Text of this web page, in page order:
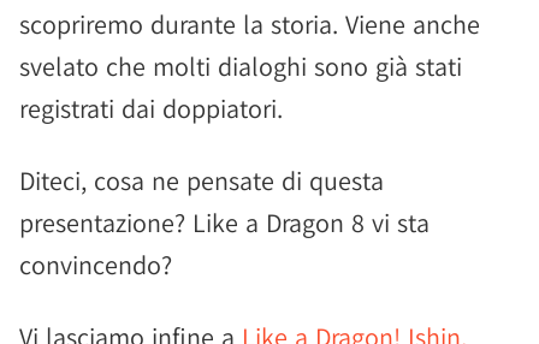
scopriremo durante la storia. Viene anche
svelato che molti dialoghi sono già stati
registrati dai doppiatori.
Diteci, cosa ne pensate di questa
presentazione? Like a Dragon 8 vi sta
convincendo?
Vi lasciamo infine a Like a Dragon! Ishin,